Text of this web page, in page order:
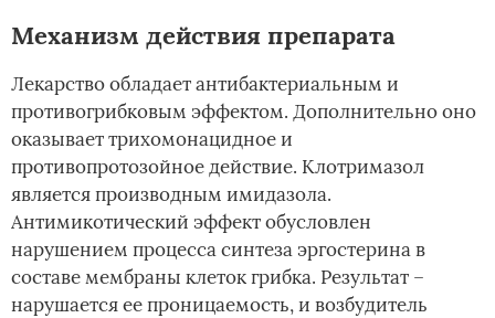
Механизм действия препарата
Лекарство обладает антибактериальным и
противогрибковым эффектом. Дополнительно оно
оказывает трихомонацидное и
противопротозойное действие. Клотримазол
является производным имидазола.
Антимикотический эффект обусловлен
нарушением процесса синтеза эргостерина в
составе мембраны клеток грибка. Результат –
нарушается ее проницаемость, и возбудитель